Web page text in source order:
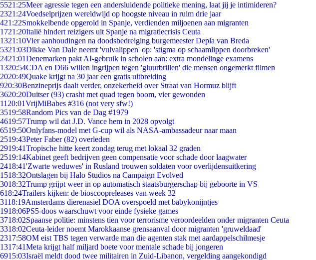
5521:25Meer agressie tegen een andersluidende politieke mening, laat jij je intimideren?
2321:24Voedselprijzen wereldwijd op hoogste niveau in ruim drie jaar
421:22Smokkelbende opgerold in Spanje, verdienden miljoenen aan migranten
1721:20Italië hindert reizigers uit Spanje na migratiecrisis Ceuta
1321:10Vier aanhoudingen na doodsbedreiging burgemeester Depla van Breda
5321:03Dikke Van Dale neemt 'vulvalippen' op: 'stigma op schaamlippen doorbreken'
2421:01Denemarken pakt AI-gebruik in scholen aan: extra mondelinge examens
1320:54CDA en D66 willen ingrijpen tegen 'gluurbrillen' die mensen ongemerkt filmen
2020:49Quake krijgt na 30 jaar een gratis uitbreiding
920:30Benzineprijs daalt verder, onzekerheid over Straat van Hormuz blijft
3620:20Duitser (93) crasht met quad tegen boom, vier gewonden
11 20:01VrijMiBabes #316 (not very sfw!)
3519:58Random Pics van de Dag #1979
4619:57Trump wil dat J.D. Vance hem in 2028 opvolgt
6519:50Onlyfans-model met G-cup wil als NASA-ambassadeur naar maan
2519:43Peter Faber (82) overleden
2919:41Tropische hitte keert zondag terug met lokaal 32 graden
2519:14Kabinet geeft bedrijven geen compensatie voor schade door laagwater
2418:41'Zwarte weduwes' in Rusland trouwen soldaten voor overlijdensuitkering
1518:32Ontslagen bij Halo Studios na Campaign Evolved
3018:32Trump grijpt weer in op automatisch staatsburgerschap bij geboorte in VS
618:24Trailers kijken: de bioscoopreleases van week 32
3118:19Amsterdams dierenasiel DOA overspoeld met babykonijntjes
1918:06PS5-doos waarschuwt voor einde fysieke games
3718:02Spaanse politie: minstens tien voor terrorisme veroordeelden onder migranten Ceuta
3318:02Ceuta-leider noemt Marokkaanse grensaanval door migranten 'gruweldaad'
2317:58OM eist TBS tegen verwarde man die agenten stak met aardappelschilmesje
1317:41Meta krijgt half miljard boete voor mentale schade bij jongeren
6915:03Israël meldt dood twee militairen in Zuid-Libanon, vergelding aangekondigd